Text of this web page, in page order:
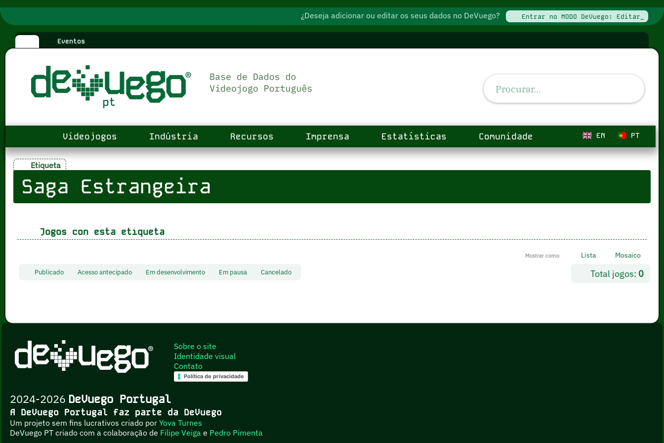
¿Deseja adicionar ou editar os seus dados no DeVuego? Entrar no MODO DeVuego: Editar_
Eventos
Videojogos Indústria Recursos Imprensa Estatísticas Comunidade PT
EN
Etiqueta
Saga Estrangeira
Jogos con esta etiqueta
Mostrar como Lista Mosaico
Total jogos: 0
Publicado Acesso antecipado Em desenvolvimento Em pausa Cancelado
Sobre o site
Identidade visual
Contato
Política de privacidade
2024-2026 DeVuego Portugal
A DeVuego Portugal faz parte da DeVuego
Um projeto sem fins lucrativos criado porYova Turnes
DeVuego PT criado com a colaboração de Filipe Veiga e Pedro Pimenta